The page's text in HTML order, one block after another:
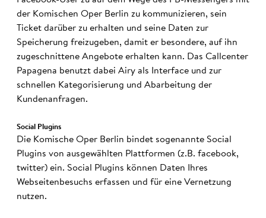
der Komischen Oper Berlin zu kommunizieren, sein
Ticket darüber zu erhalten und seine Daten zur
Speicherung freizugeben, damit er besondere, auf ihn
zugeschnittene Angebote erhalten kann. Das Callcenter
Papagena benutzt dabei Airy als Interface und zur
schnellen Kategorisierung und Abarbeitung der
Kundenanfragen.
Social Plug­ins
Die Komische Oper Berlin bindet sogenannte Social
Plugins von ausgewählten Plattformen (z.B. facebook,
twitter) ein. Social Plugins können Daten Ihres
Webseitenbesuchs erfassen und für eine Vernetzung
nutzen.